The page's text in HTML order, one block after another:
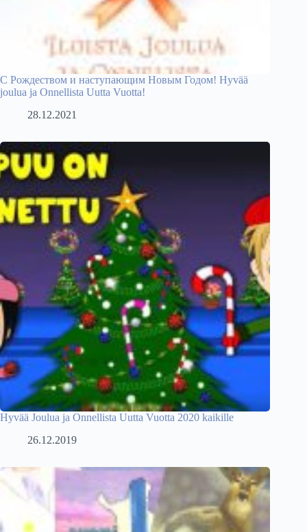
С Рождеством и наступающим Новым Годом! Hyvää
joulua ja Onnellista Uutta Vuotta!
28.12.2021
Hyvää Joulua ja Onnellista Uutta Vuotta 2020 kaikille
26.12.2019